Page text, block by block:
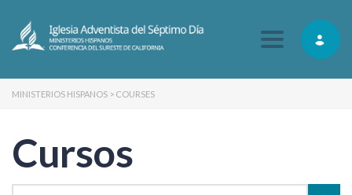
Toggle
MINISTERIOS HISPANOS > COURSES
Cursos